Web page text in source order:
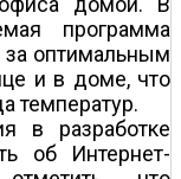
программа
за оптимальным
и в доме, что
температур.
в разработке
об Интернет-